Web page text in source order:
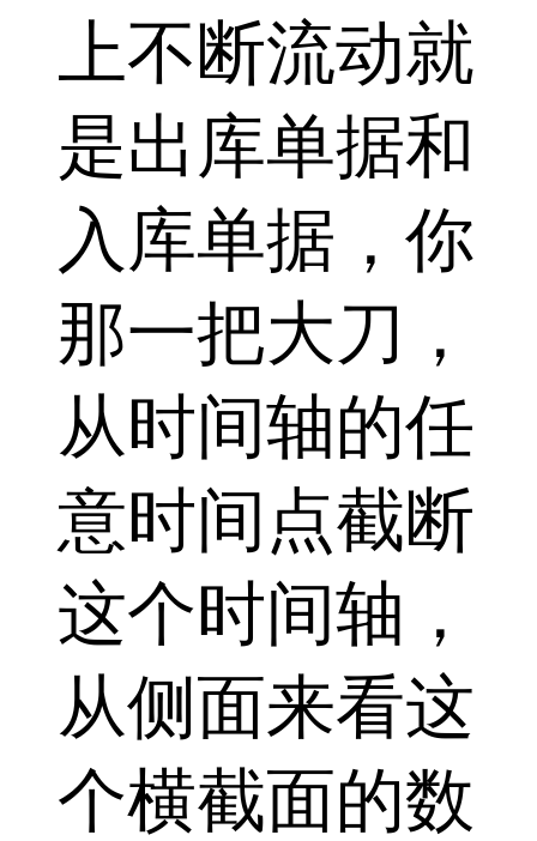
上不断流动就
是出库单据和
入库单据，你
那一把大刀，
从时间轴的任
意时间点截断
这个时间轴，
从侧面来看这
个横截面的数